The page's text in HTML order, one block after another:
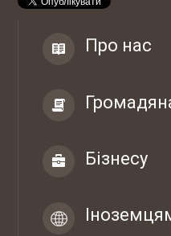
Про нас
Бізнесу
PARTS
10-05 2017 ТОВ